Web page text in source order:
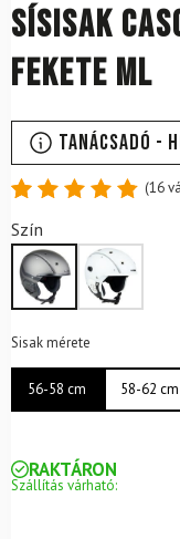
Sísisak
Fekete ML
Tanácsadó -
4.88
5-ből,
értékelés
alapján
(16
Szín
Sisak mérete
56-58 cm 58-62 cm
RAKTÁRON
Szállítás várható: